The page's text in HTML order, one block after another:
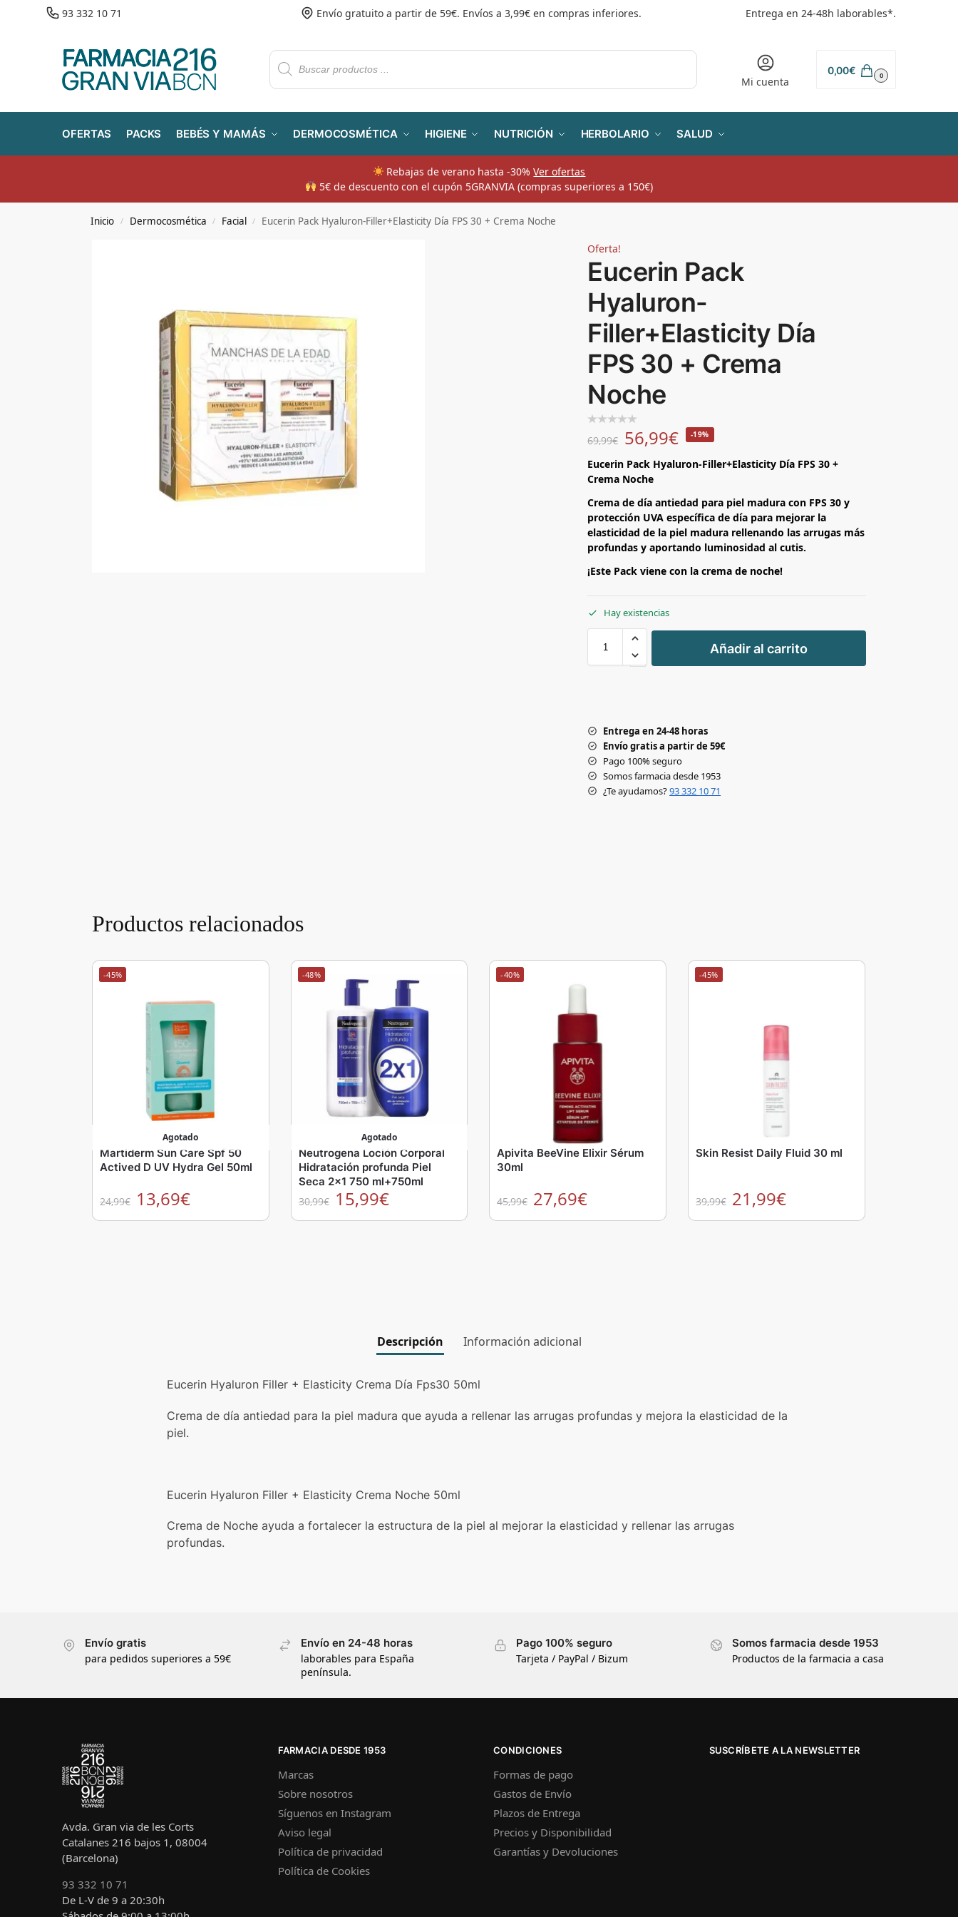
93 332 10 71 Envío gratuito a partir de 59€. Envíos a 3,99€ en compras inferiores. Entrega en 24-48h laborables*.
Mi cuenta
0,00€ 0
OFERTAS PACKS BEBÉS Y MAMÁS DERMOCOSMÉTICA HIGIENE NUTRICIÓN HERBOLARIO SALUD
Rebajas de verano hasta -30%Ver ofertas
​ 5€ de descuento con el cupón 5GRANVIA (compras superiores a 150€)
Inicio / Dermocosmética / Facial / Eucerin Pack Hyaluron-Filler+Elasticity Día FPS 30 + Crema Noche
Oferta!
Eucerin Pack
Hyaluron-
Filler+Elasticity Día
FPS 30 + Crema
Noche
69,99€ 56,99€ -19%
Eucerin Pack Hyaluron-Filler+Elasticity Día FPS 30 +
Crema Noche
Crema de día antiedad para piel madura con FPS 30 y
protección UVA específica de día para mejorar la
elasticidad de la piel madura rellenando las arrugas más
profundas y aportando luminosidad al cutis.
¡Este Pack viene con la crema de noche!
Hay existencias
+
-
Añadir al carrito
Entrega en 24-48 horas
Envío gratis a partir de 59€
Pago 100% seguro
Somos farmacia desde 1953
¿Te ayudamos?93 332 10 71
Productos relacionados
-45%
Agotado
Martiderm Sun Care Spf 50
Actived D UV Hydra Gel 50ml
24,99€ 13,69€
-48%
Agotado
Neutrogena Loción Corporal
Hidratación profunda Piel
Seca 2×1 750 ml+750ml
30,99€ 15,99€
-40%
Apivita BeeVine Elixir Sérum
30ml
45,99€ 27,69€
-45%
Skin Resist Daily Fluid 30 ml
39,99€ 21,99€
Descripción Información adicional
Eucerin Hyaluron Filler + Elasticity Crema Día Fps30 50ml
Crema de día antiedad para la piel madura que ayuda a rellenar las arrugas profundas y mejora la elasticidad de la
piel.
Eucerin Hyaluron Filler + Elasticity Crema Noche 50ml
Crema de Noche ayuda a fortalecer la estructura de la piel al mejorar la elasticidad y rellenar las arrugas
profundas.
Envío gratis
para pedidos superiores a 59€
Envío en 24-48 horas
laborables para España
península.
Pago 100% seguro
Tarjeta / PayPal / Bizum
Somos farmacia desde 1953
Productos de la farmacia a casa
Avda. Gran via de les Corts
Catalanes 216 bajos 1, 08004
(Barcelona)
93 332 10 71
De L-V de 9 a 20:30h
FARMACIA DESDE 1953
Marcas
Sobre nosotros
Síguenos en Instagram
Aviso legal
Política de privacidad
Política de Cookies
CONDICIONES
Formas de pago
Gastos de Envío
Plazos de Entrega
Precios y Disponibilidad
Garantías y Devoluciones
SUSCRÍBETE A LA NEWSLETTER